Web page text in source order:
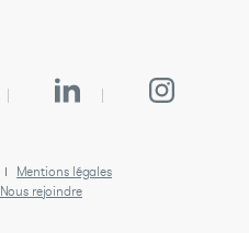
Mentions légales
Nous rejoindre